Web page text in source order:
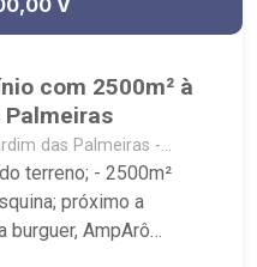
V
com 2500m² à
Palmeiras
das Palmeiras -
- 2500m²
próximo a
burguer, AmpArô